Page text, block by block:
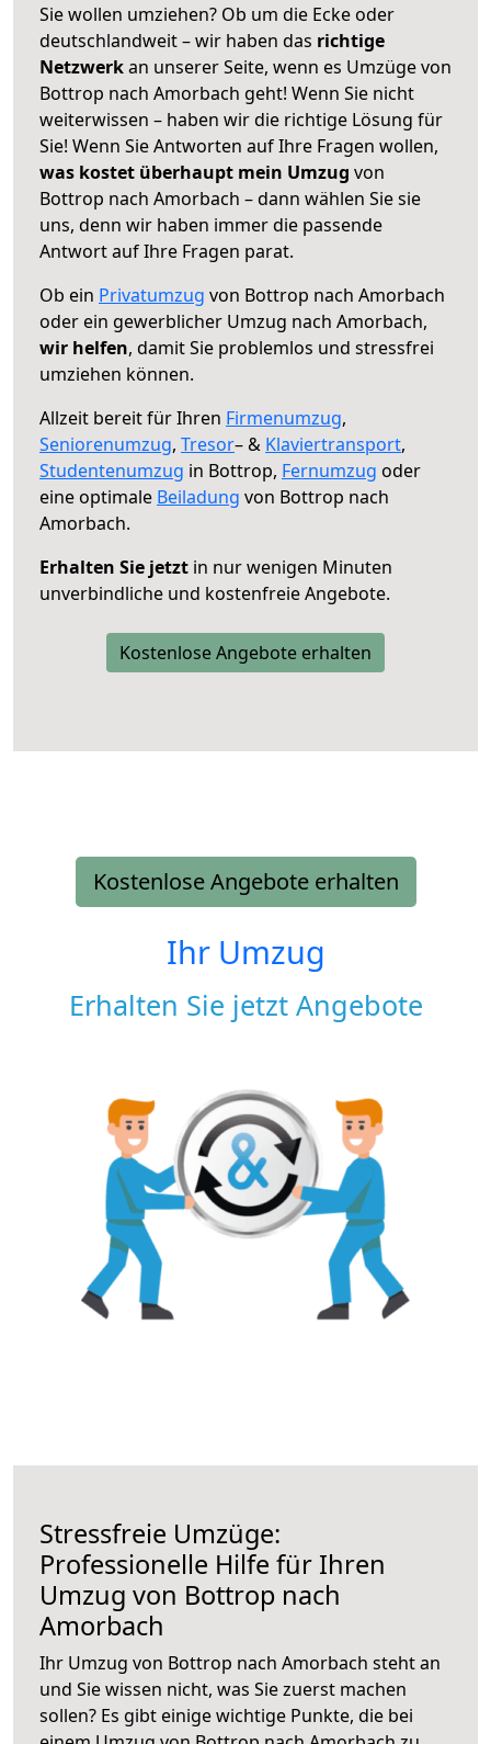
Sie wollen umziehen? Ob um die Ecke oder
deutschlandweit – wir haben das richtige
Netzwerkan unserer Seite, wenn es Umzüge von
Bottrop nach Amorbach geht! Wenn Sie nicht
weiterwissen – haben wir die richtige Lösung für
Sie! Wenn Sie Antworten auf Ihre Fragen wollen,
was kostet überhaupt mein Umzug von
Bottrop nach Amorbach – dann wählen Sie sie
uns, denn wir haben immer die passende
Antwort auf Ihre Fragen parat.
Ob ein Privatumzug von Bottrop nach Amorbach
oder ein gewerblicher Umzug nach Amorbach,
wir helfen, damit Sie problemlos und stressfrei
umziehen können.
Allzeit bereit für Ihren Firmenumzug,
Seniorenumzug, Tresor– & Klaviertransport,
Studentenumzug in Bottrop, Fernumzug oder
eine optimale Beiladung von Bottrop nach
Amorbach.
Erhalten Sie jetzt in nur wenigen Minuten
unverbindliche und kostenfreie Angebote.
Kostenlose Angebote erhalten
Kostenlose Angebote erhalten
Ihr Umzug
Erhalten Sie jetzt Angebote
Stressfreie Umzüge:
Professionelle Hilfe für Ihren
Umzug von Bottrop nach
Amorbach
Ihr Umzug von Bottrop nach Amorbach steht an
und Sie wissen nicht, was Sie zuerst machen
sollen? Es gibt einige wichtige Punkte, die bei